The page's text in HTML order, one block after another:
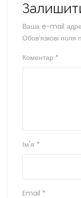
Ваша e-mail
Обов’язкові поля
Коментар *
Ім'я *
Email *